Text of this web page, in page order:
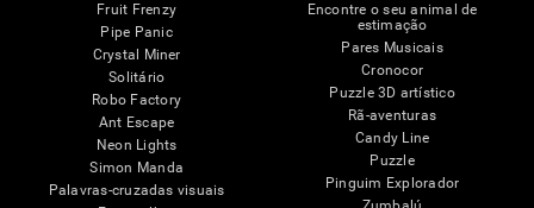
Fruit Frenzy
Pipe Panic
Crystal Miner
Solitário
Robo Factory
Ant Escape
Neon Lights
Simon Manda
Palavras-cruzadas visuais
Encontre o seu animal de
estimação
Pares Musicais
Cronocor
Puzzle 3D artístico
Rã-aventuras
Candy Line
Puzzle
Pinguim Explorador